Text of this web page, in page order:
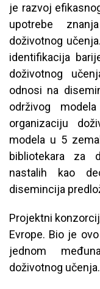
je razvoj
upotrebe
doživotnog
identifikacija
doživotnog
odnosi na
održivog
organizaciju
modela u 5
bibliotekara za
nastalih kao
disemincija
Projektni
Evrope. Bio je
jednom
doživotnog učenja.